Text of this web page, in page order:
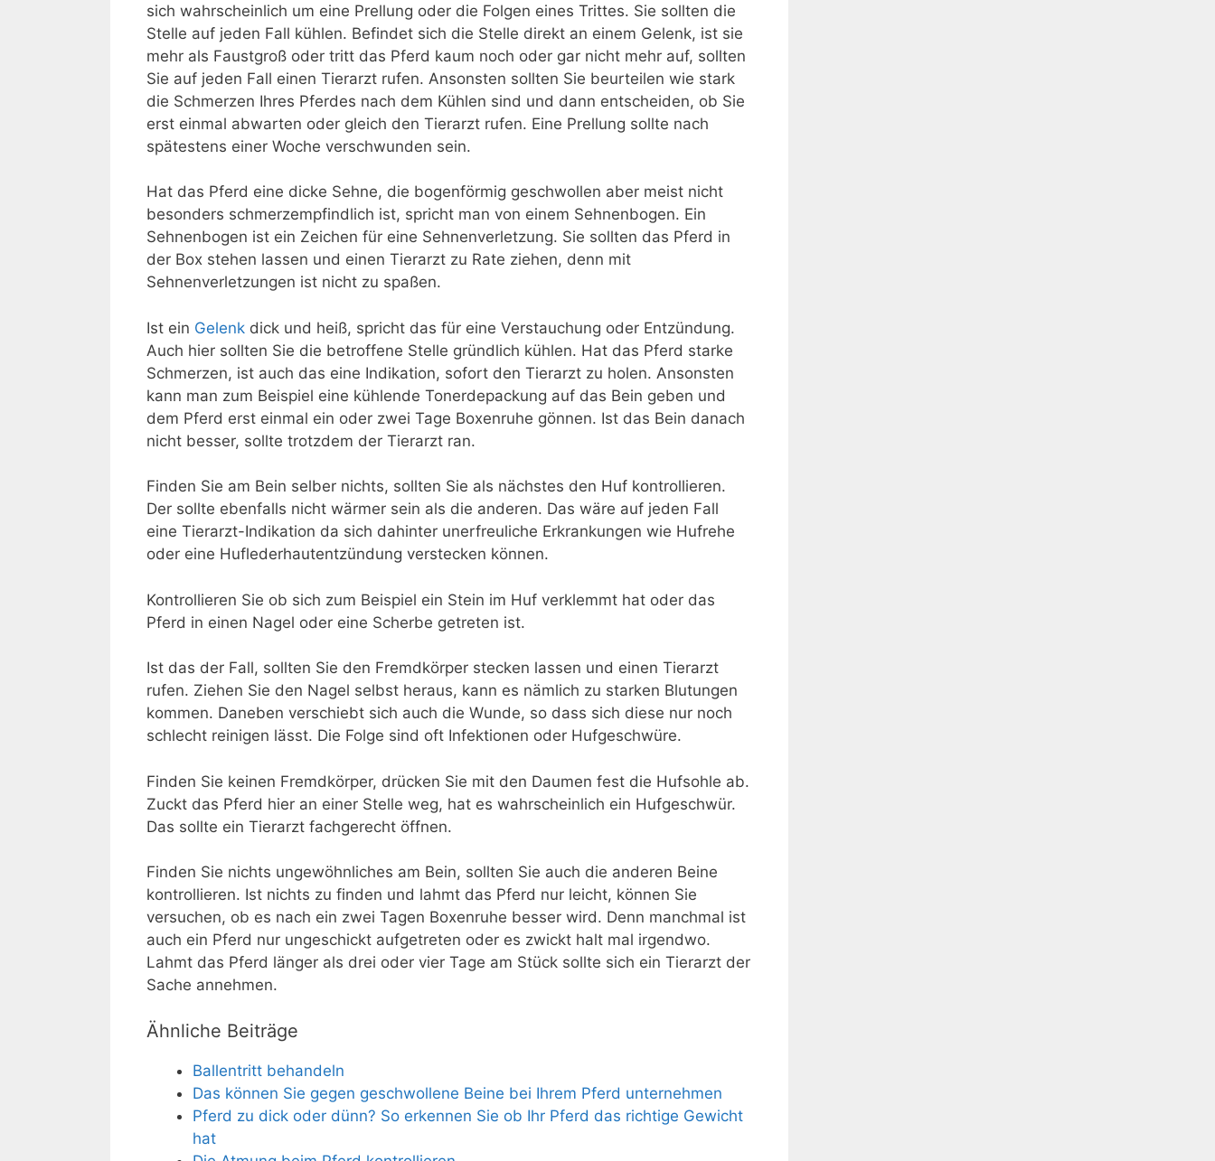
sich wahrscheinlich um eine Prellung oder die Folgen eines Trittes. Sie sollten die
Stelle auf jeden Fall kühlen. Befindet sich die Stelle direkt an einem Gelenk, ist sie
mehr als Faustgroß oder tritt das Pferd kaum noch oder gar nicht mehr auf, sollten
Sie auf jeden Fall einen Tierarzt rufen. Ansonsten sollten Sie beurteilen wie stark
die Schmerzen Ihres Pferdes nach dem Kühlen sind und dann entscheiden, ob Sie
erst einmal abwarten oder gleich den Tierarzt rufen. Eine Prellung sollte nach
spätestens einer Woche verschwunden sein.
Hat das Pferd eine dicke Sehne, die bogenförmig geschwollen aber meist nicht
besonders schmerzempfindlich ist, spricht man von einem Sehnenbogen. Ein
Sehnenbogen ist ein Zeichen für eine Sehnenverletzung. Sie sollten das Pferd in
der Box stehen lassen und einen Tierarzt zu Rate ziehen, denn mit
Sehnenverletzungen ist nicht zu spaßen.
Ist ein Gelenk dick und heiß, spricht das für eine Verstauchung oder Entzündung.
Auch hier sollten Sie die betroffene Stelle gründlich kühlen. Hat das Pferd starke
Schmerzen, ist auch das eine Indikation, sofort den Tierarzt zu holen. Ansonsten
kann man zum Beispiel eine kühlende Tonerdepackung auf das Bein geben und
dem Pferd erst einmal ein oder zwei Tage Boxenruhe gönnen. Ist das Bein danach
nicht besser, sollte trotzdem der Tierarzt ran.
Finden Sie am Bein selber nichts, sollten Sie als nächstes den Huf kontrollieren.
Der sollte ebenfalls nicht wärmer sein als die anderen. Das wäre auf jeden Fall
eine Tierarzt-Indikation da sich dahinter unerfreuliche Erkrankungen wie Hufrehe
oder eine Huflederhautentzündung verstecken können.
Kontrollieren Sie ob sich zum Beispiel ein Stein im Huf verklemmt hat oder das
Pferd in einen Nagel oder eine Scherbe getreten ist.
Ist das der Fall, sollten Sie den Fremdkörper stecken lassen und einen Tierarzt
rufen. Ziehen Sie den Nagel selbst heraus, kann es nämlich zu starken Blutungen
kommen. Daneben verschiebt sich auch die Wunde, so dass sich diese nur noch
schlecht reinigen lässt. Die Folge sind oft Infektionen oder Hufgeschwüre.
Finden Sie keinen Fremdkörper, drücken Sie mit den Daumen fest die Hufsohle ab.
Zuckt das Pferd hier an einer Stelle weg, hat es wahrscheinlich ein Hufgeschwür.
Das sollte ein Tierarzt fachgerecht öffnen.
Finden Sie nichts ungewöhnliches am Bein, sollten Sie auch die anderen Beine
kontrollieren. Ist nichts zu finden und lahmt das Pferd nur leicht, können Sie
versuchen, ob es nach ein zwei Tagen Boxenruhe besser wird. Denn manchmal ist
auch ein Pferd nur ungeschickt aufgetreten oder es zwickt halt mal irgendwo.
Lahmt das Pferd länger als drei oder vier Tage am Stück sollte sich ein Tierarzt der
Sache annehmen.
Ähnliche Beiträge
Ballentritt behandeln
Das können Sie gegen geschwollene Beine bei Ihrem Pferd unternehmen
Pferd zu dick oder dünn? So erkennen Sie ob Ihr Pferd das richtige Gewicht
hat